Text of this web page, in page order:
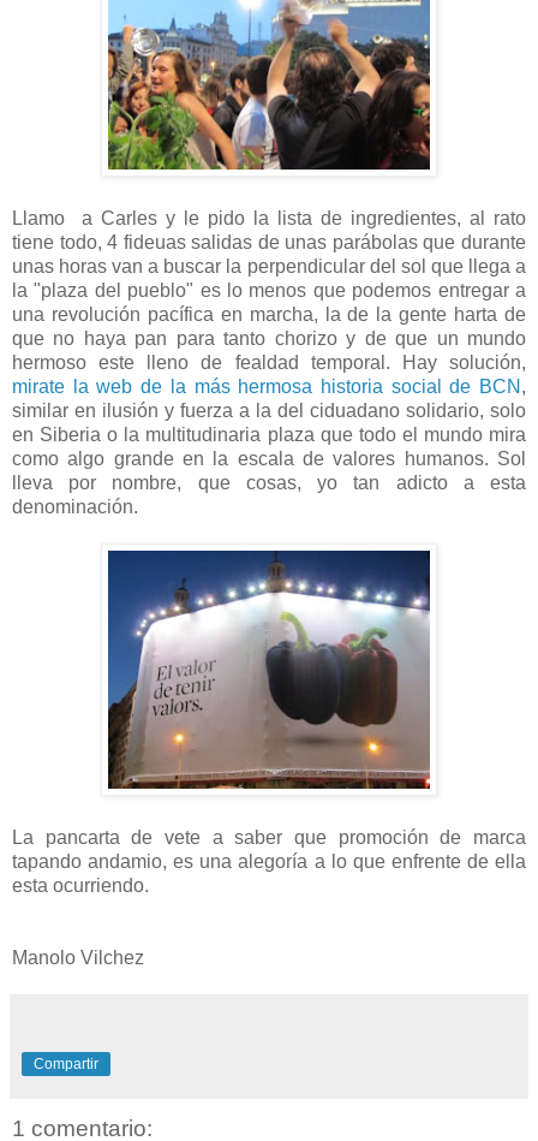
Llamo a Carles y le pido la lista de ingredientes, al rato
tiene todo, 4 fideuas salidas de unas parábolas que durante
unas horas van a buscar la perpendicular del sol que llega a
la "plaza del pueblo" es lo menos que podemos entregar a
una revolución pacífica en marcha, la de la gente harta de
que no haya pan para tanto chorizo y de que un mundo
hermoso este lleno de fealdad temporal. Hay solución,
mirate la web de la más hermosa historia social de BCN ,
similar en ilusión y fuerza a la del ciduadano solidario, solo
en Siberia o la multitudinaria plaza que todo el mundo mira
como algo grande en la escala de valores humanos. Sol
lleva por nombre, que cosas, yo tan adicto a esta
denominación.
La pancarta de vete a saber que promoción de marca
tapando andamio, es una alegoría a lo que enfrente de ella
esta ocurriendo.
Manolo Vilchez
Compartir
1 comentario: